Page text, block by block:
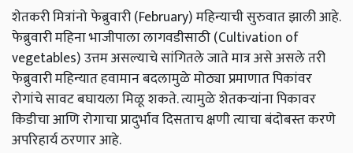
शेतकरी मित्रांनो फेब्रुवारी (February) महिन्याची सुरुवात झाली आहे.
फेब्रुवारी महिना भाजीपाला लागवडीसाठी (Cultivation of
vegetables) उत्तम असल्याचे सांगितले जाते मात्र असे असले तरी
फेब्रुवारी महिन्यात हवामान बदलामुळे मोठ्या प्रमाणात पिकांवर
रोगांचे सावट बघायला मिळू शकते. त्यामुळे शेतकऱ्यांना पिकावर
किडीचा आणि रोगाचा प्रादुर्भाव दिसताच क्षणी त्याचा बंदोबस्त करणे
अपरिहार्य ठरणार आहे.